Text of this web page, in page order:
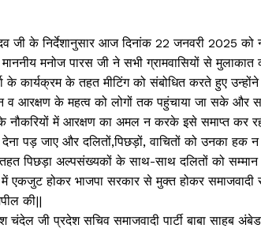
जी के निर्देशानुसार आज दिनांक 22 जनवरी 2025 को
माननीय मनोज पारस जी ने सभी ग्रामवासियों से
के कार्यक्रम के तहत मीटिंग को संबोधित करते हुए
व आरक्षण के महत्व को लोगों तक पहुंचाया जा सके और
में आरक्षण का अमल न करके इसे समाप्त कर
पड़ जाए और दलितों,पिछड़ों, वाचितों को उनका हक न
पिछड़ा अल्पसंख्यकों के साथ-साथ दलितों को
एकजुट होकर भाजपा सरकार से मुक्त होकर समाजवादी
की||
जी प्रदेश सचिव समाजवादी पार्टी बाबा साहब